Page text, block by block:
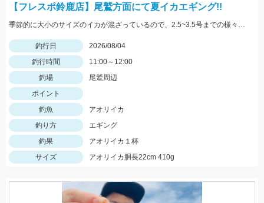
【フレスポ鈴鹿店】尾鷲方面にて夏イカエギング!!
季節的に大小のサイズのイカが混ざっているので、2.5~3.5号までの様々なサイズを持っていきましょう!!
釣行日
2026/08/04
釣行時間
11:00～12:00
釣場
尾鷲周辺
ポイント
釣魚
アオリイカ
釣り方
エギング
釣果
アオリイカ１杯
サイズ
アオリイカ胴長22cm 410g